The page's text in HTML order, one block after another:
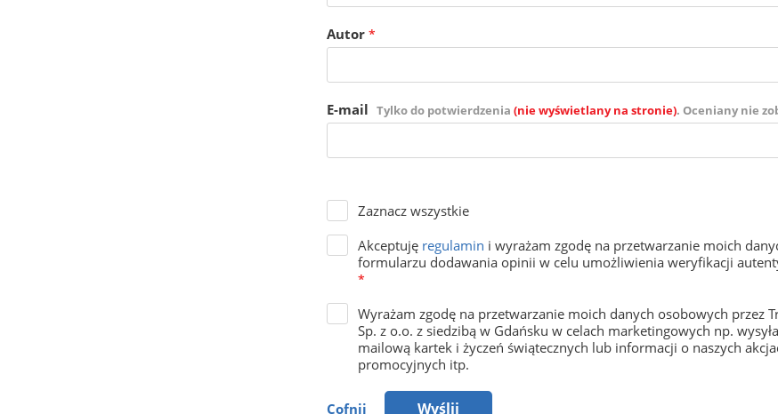
Autor *
E-mail Tylko do potwierdzenia (nie wyświetlany na stronie). Oceniany nie
Zaznacz wszystkie
Akceptuję regulamin i wyrażam zgodę na przetwarzanie moich
formularzu dodawania opinii w celu umożliwienia weryfikacji
*
Wyrażam zgodę na przetwarzanie moich danych osobowych przez
Sp. z o.o. z siedzibą w Gdańsku w celach marketingowych np.
mailową kartek i życzeń świątecznych lub informacji o naszych
promocyjnych itp.
Cofnij Wyślij